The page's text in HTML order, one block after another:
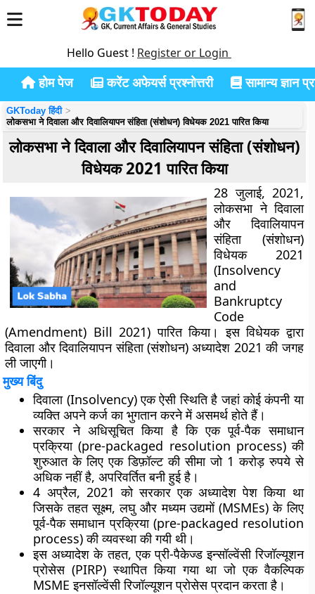
Hello Guest ! Register or Login
होम पेज करेंट अफेयर्स प्रश्नोत्तरी सामान्य ज्ञान
GKToday हिंदी
लोकसभा ने दिवाला और दिवालियापन संहिता (संशोधन) विधेयक 2021 पारित किया
लोकसभा ने दिवाला और दिवालियापन संहिता (संशोधन)
विधेयक 2021 पारित किया
28जुलाई, 2021,
लोकसभा ने दिवाला
और दिवालियापन
संहिता (संशोधन)
विधेयक 2021
(Insolvency
and
Bankruptcy
Code
(Amendment) Bill 2021) पारित किया। इस विधेयक द्वारा
दिवाला और दिवालियापन संहिता (संशोधन) अध्यादेश 2021 की जगह
ली जाएगी।
मुख्य बिंदु
दिवाला (Insolvency) एक ऐसी स्थिति है जहां कोई कंपनी या
व्यक्ति अपने कर्ज का भुगतान करने में असमर्थ होते हैं।
सरकार ने अधिसूचित किया है कि एक पूर्व-पैक समाधान
प्रक्रिया (pre-packaged resolution process) की
शुरुआत के लिए एक डिफ़ॉल्ट की सीमा जो 1 करोड़ रुपये से
अधिक नहीं है, अपरिवर्तित बनी हुई है।
4 अप्रैल, 2021 को सरकार एक अध्यादेश पेश किया था
जिसके तहत सूक्ष्म, लघु और मध्यम उद्यमों (MSMEs) के लिए
पूर्व-पैक समाधान प्रक्रिया (pre-packaged resolution
process) की व्यवस्था की गयी थी।
इस अध्यादेश के तहत, एक प्री-पैकेज्ड इन्सॉल्वेंसी रिजॉल्यूशन
प्रोसेस (PIRP) स्थापित किया गया था जो एक वैकल्पिक
MSME इनसॉल्वेंसी रिजॉल्यूशन प्रोसेस प्रदान करता है।